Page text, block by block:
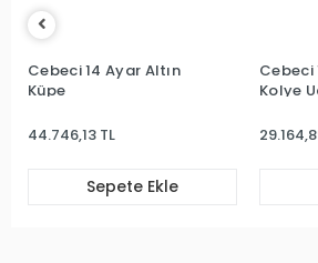
Cebeci 14 Ayar Altın
Küpe
44.746,13 TL
Sepete Ekle
Cebeci
Kolye